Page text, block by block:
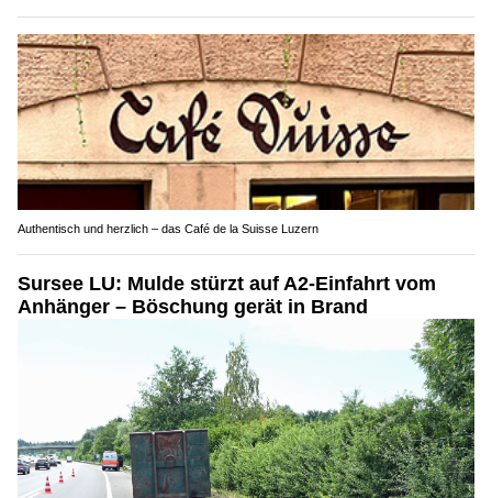
Authentisch und herzlich – das Café de la Suisse Luzern
Sursee LU: Mulde stürzt auf A2-Einfahrt vom
Anhänger – Böschung gerät in Brand